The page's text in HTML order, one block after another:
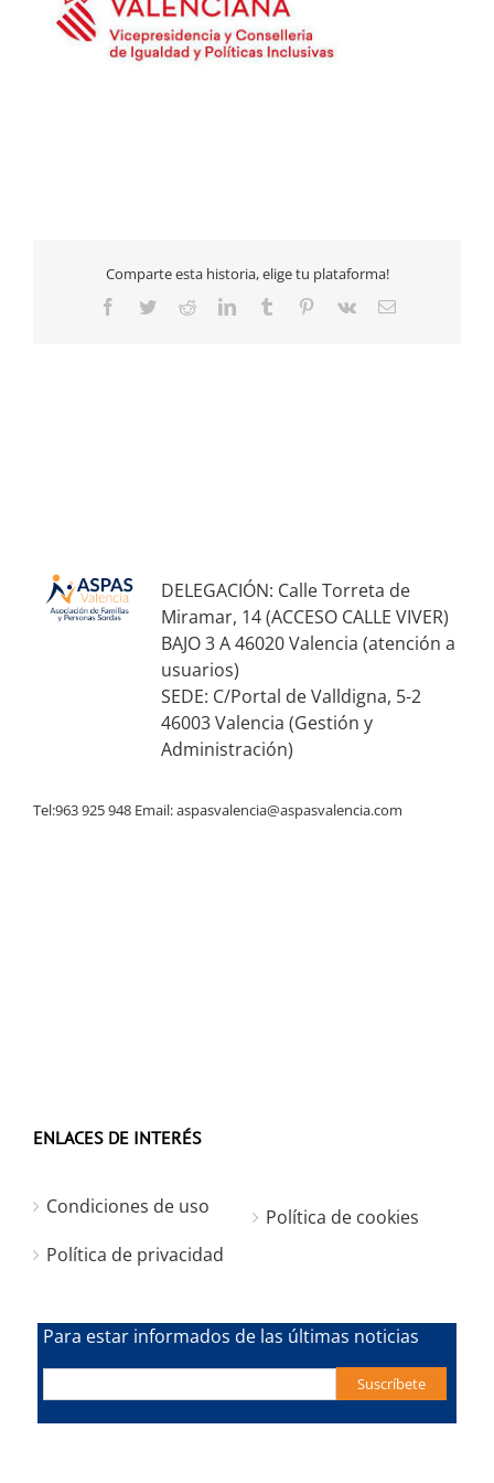
Comparte esta historia, elige tu plataforma!
Facebook
TwitterRedditLinkedInTumblr Pinterest
Vk Email
DELEGACIÓN: Calle Torreta de
Miramar, 14 (ACCESO CALLE VIVER)
BAJO 3 A 46020 Valencia (atención a
usuarios)
SEDE: C/Portal de Valldigna, 5-2
46003 Valencia (Gestión y
Administración)
Tel:963 925 948 Email:aspasvalencia@aspasvalencia.com
ENLACES DE INTERÉS
Condiciones de uso
Política de privacidad
Política de cookies
Para estar informados de las últimas noticias